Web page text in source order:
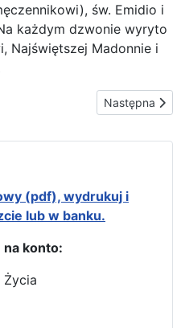
św. Emidio i
każdym dzwonie wyryto
Najświętszej Madonnie i
w Casa Polonia: Matka
Następna
Następna
(pdf), wydrukuj i
lub w banku.
na konto:
Życia